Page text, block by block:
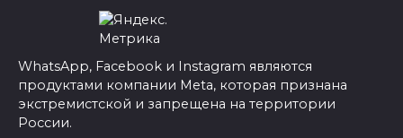
WhatsApp, Facebook и Instagram являются
продуктами компании Meta, которая признана
экстремистской и запрещена на территории
России.